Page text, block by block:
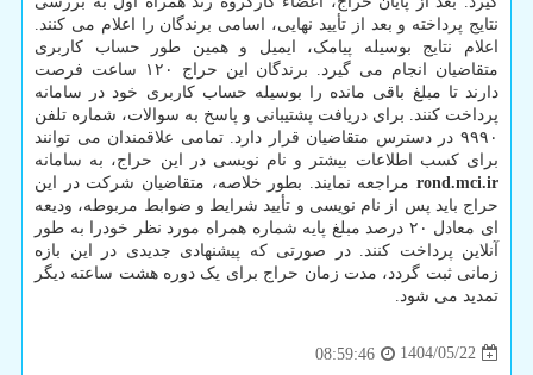
نتایج پرداخته و بعد از تأیید نهایی، اسامی برندگان را اعلام می کنند.
اعلام نتایج بوسیله پیامک، ایمیل و همین طور حساب کاربری
متقاضیان انجام می گیرد. برندگان این حراج ۱۲۰ ساعت فرصت
دارند تا مبلغ باقی مانده را بوسیله حساب کاربری خود در سامانه
پرداخت کنند. برای دریافت پشتیبانی و پاسخ به سوالات، شماره تلفن
۹۹۹۰ در دسترس متقاضیان قرار دارد. تمامی علاقمندان می توانند
برای کسب اطلاعات بیشتر و نام نویسی در این حراج، به سامانه
rond.mci.ir مراجعه نمایند. بطور خلاصه، متقاضیان شرکت در این
حراج باید پس از نام نویسی و تأیید شرایط و ضوابط مربوطه، ودیعه
ای معادل ۲۰ درصد مبلغ پایه شماره همراه مورد نظر خودرا به طور
آنلاین پرداخت کنند. در صورتی که پیشنهادی جدیدی در این بازه
زمانی ثبت گردد، مدت زمان حراج برای یک دوره هشت ساعته دیگر
تمدید می شود.
1404/05/22
08:59:46